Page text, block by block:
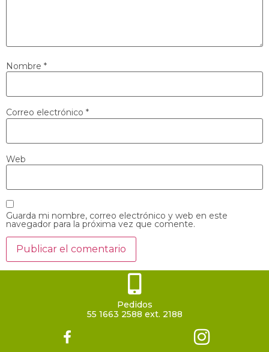
Nombre *
Correo electrónico *
Web
Guarda mi nombre, correo electrónico y web en este
navegador para la próxima vez que comente.
Pedidos
55 1663 2588 ext. 2188